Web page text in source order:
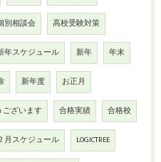
別相談会 高校受験対策
年スケジュール 新年 年末
新年度 お正月
ざいます 合格実績 合格校
月スケジュール LOGICTREE